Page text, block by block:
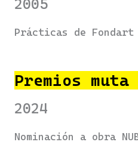
2005
Prácticas de
Premios
2024
Nominación a obra